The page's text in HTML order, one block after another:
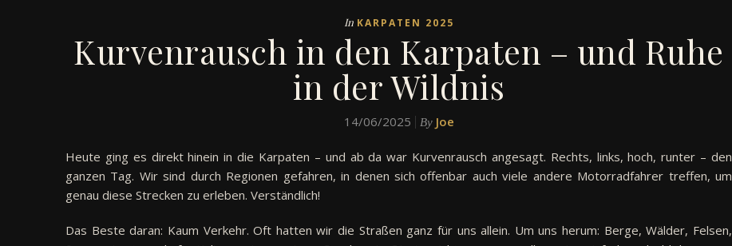
In KARPATEN 2025
Kurvenrausch in den Karpaten – und Ruhe
in der Wildnis
14/06/2025 By Joe
Heute ging es direkt hinein in die Karpaten – und ab da war Kurvenrausch angesagt. Rechts, links, hoch, runter – den
ganzen Tag. Wir sind durch Regionen gefahren, in denen sich offenbar auch viele andere Motorradfahrer treffen, um
genau diese Strecken zu erleben. Verständlich!
Das Beste daran: Kaum Verkehr. Oft hatten wir die Straßen ganz für uns allein. Um uns herum: Berge, Wälder, Felsen,